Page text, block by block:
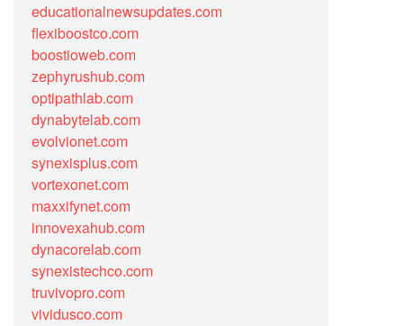
educationalnewsupdates.com
flexiboostco.com
boostioweb.com
zephyrushub.com
optipathlab.com
dynabytelab.com
evolvionet.com
synexisplus.com
vortexonet.com
maxxifynet.com
innovexahub.com
dynacorelab.com
synexistechco.com
truvivopro.com
vividusco.com